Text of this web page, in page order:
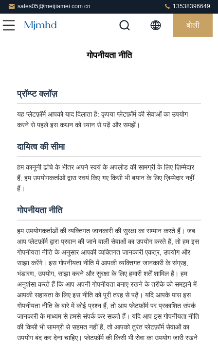
sales05@meijiamei.com.cn 13538396649
बोली
गोपनीयता नीति
प्रॉम्प्ट क्लॉज़
यह प्लेटफ़ॉर्म आपको याद दिलाता है: कृपया प्लेटफ़ॉर्म की सेवाओं का उपयोग
करने से पहले इस कथन को ध्यान से पढ़ें और समझें।
दायित्व की सीमा
हम कानूनी ढांचे के भीतर अपने स्वयं के अपलोड की सामग्री के लिए ज़िम्मेदार
हैं; हम उपयोगकर्ताओं द्वारा स्वयं किए गए किसी भी बयान के लिए ज़िम्मेदार नहीं
हैं।
गोपनीयता नीति
हम उपयोगकर्ताओं की व्यक्तिगत जानकारी की सुरक्षा का सम्मान करते हैं। जब
आप प्लेटफ़ॉर्म द्वारा प्रदान की जाने वाली सेवाओं का उपयोग करते हैं, तो हम इस
गोपनीयता नीति के अनुसार आपकी व्यक्तिगत जानकारी एकत्र, उपयोग और
साझा करेंगे। इस गोपनीयता नीति में आपकी व्यक्तिगत जानकारी के संग्रह,
भंडारण, उपयोग, साझा करने और सुरक्षा के लिए हमारी शर्तें शामिल हैं। हम
अनुशंसा करते हैं कि आप अपनी गोपनीयता बनाए रखने के तरीके को समझने में
आपकी सहायता के लिए इस नीति को पूरी तरह से पढ़ें। यदि आपके पास इस
गोपनीयता नीति के बारे में कोई प्रश्न हैं, तो आप प्लेटफ़ॉर्म पर प्रकाशित संपर्क
जानकारी के माध्यम से हमसे संपर्क कर सकते हैं। यदि आप इस गोपनीयता नीति
की किसी भी सामग्री से सहमत नहीं हैं, तो आपको तुरंत प्लेटफ़ॉर्म सेवाओं का
उपयोग बंद कर देना चाहिए। प्लेटफ़ॉर्म की किसी भी सेवा का उपयोग जारी रखने